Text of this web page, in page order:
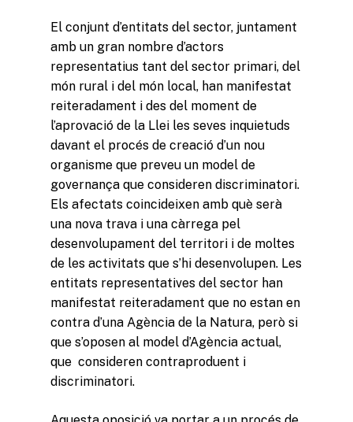
El conjunt d’entitats del sector, juntament
amb un gran nombre d’actors
representatius tant del sector primari, del
món rural i del món local, han manifestat
reiteradament i des del moment de
l’aprovació de la Llei les seves inquietuds
davant el procés de creació d’un nou
organisme que preveu un model de
governança que consideren discriminatori.
Els afectats coincideixen amb què serà
una nova trava i una càrrega pel
desenvolupament del territori i de moltes
de les activitats que s’hi desenvolupen. Les
entitats representatives del sector han
manifestat reiteradament que no estan en
contra d’una Agència de la Natura, però si
que s’oposen al model d’Agència actual,
que consideren contraproduent i
discriminatori.
Missió i valors
Línies de Treball